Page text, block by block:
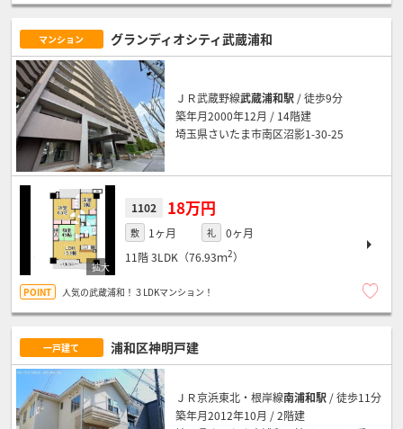
マンション グランディオシティ武蔵浦和
ＪＲ武蔵野線武蔵浦和駅 / 徒歩9分
築年月2000年12月 / 14階建
埼玉県さいたま市南区沼影1-30-25
1102 18万円
敷 1ヶ月 礼
0ヶ月
11階3LDK（76.93ｍ2）
人気の武蔵浦和！３LDKマンション！
一戸建て 浦和区神明戸建
ＪＲ京浜東北・根岸線南浦和駅 / 徒歩11分
築年月2012年10月 / 2階建